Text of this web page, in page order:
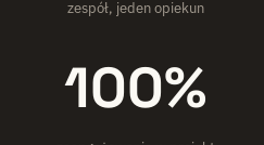
zespół, jeden opiekun
100%